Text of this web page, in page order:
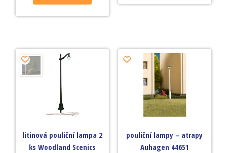
litinová pouliční lampa 2
ks Woodland Scenics
pouliční lampy – atrapy
Auhagen 44651